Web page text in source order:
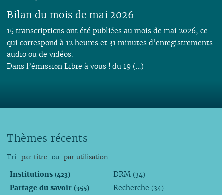
Bilan du mois de mai 2026
15 transcriptions ont été publiées au mois de mai 2026, ce
qui correspond à 12 heures et 31 minutes d’enregistrements
audio ou de vidéos.
Dans l’émission Libre à vous ! du 19 (…)
Thèmes récents
Tri par titre ou par utilisation
Institutions (423)
Partage du savoir (355)
DRM (34)
Recherche (34)